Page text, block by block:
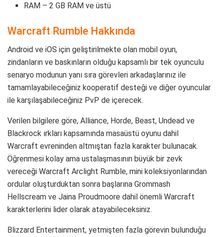
RAM – 2 GB RAM ve üstü
Warcraft Rumble Hakkında
Android ve iOS için geliştirilmekte olan mobil oyun,
zindanların ve baskınların olduğu kapsamlı bir tek oyunculu
senaryo modunun yanı sıra görevleri arkadaşlarınız ile
tamamlayabileceğiniz kooperatif desteği ve diğer oyuncular
ile karşılaşabileceğiniz PvP de içerecek.
Verilen bilgilere göre, Alliance, Horde, Beast, Undead ve
Blackrock ırkları kapsamında masaüstü oyunu dahil
Warcraft evreninden altmıştan fazla karakter bulunacak.
Öğrenmesi kolay ama ustalaşmasının büyük bir zevk
vereceği Warcraft Arclight Rumble, mini koleksiyonlarından
ordular oluşturduktan sonra başlarına Grommash
Hellscream ve Jaina Proudmoore dahil önemli Warcraft
karakterlerini lider olarak atayabileceksiniz.
Blizzard Entertainment, yetmişten fazla görevin bulunduğu